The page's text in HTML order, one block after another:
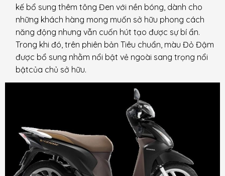
kế bổ sung thêm tông Đen với nền bóng, dành cho
những khách hàng mong muốn sở hữu phong cách
năng động nhưng vẫn cuốn hút tạo được sự bí ẩn.
Trong khi đó, trên phiên bản Tiêu chuẩn, màu Đỏ Đậm
được bổ sung nhằm nổi bật vẻ ngoài sang trọng nổi
bậtcủa chủ sở hữu.